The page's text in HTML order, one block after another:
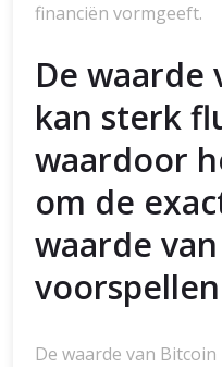
financiën vormgeeft.
De waarde
kan sterk
waardoor
om de
waarde
De waarde van